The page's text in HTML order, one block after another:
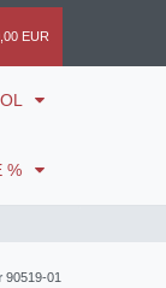
EUR
%
90519-01